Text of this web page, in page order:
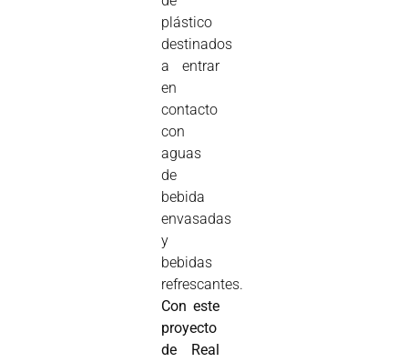
plástico
destinados
a entrar
en
contacto
con
aguas
de
bebida
envasadas
y
bebidas
refrescantes.
Con este
proyecto
de Real